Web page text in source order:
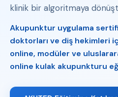
klinik bir algoritmaya
Akupunktur uygulama
doktorları ve diş hekimleri
online, modüler ve
online kulak akupunkturu